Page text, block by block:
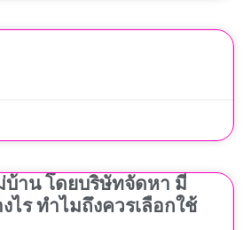
าน โดยบริษัทจัดหา มี
ไร ทำไมถึงควรเลือกใช้